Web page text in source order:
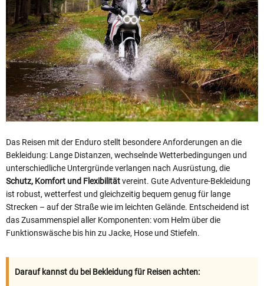
Das Reisen mit der Enduro stellt besondere Anforderungen an die
Bekleidung: Lange Distanzen, wechselnde Wetterbedingungen und
unterschiedliche Untergründe verlangen nach Ausrüstung, die
Schutz, Komfort und Flexibilitätvereint. Gute Adventure‑Bekleidung
ist robust, wetterfest und gleichzeitig bequem genug für lange
Strecken – auf der Straße wie im leichten Gelände. Entscheidend ist
das Zusammenspiel aller Komponenten: vom Helm über die
Funktionswäsche bis hin zu Jacke, Hose und Stiefeln.
Darauf kannst du bei Bekleidung für Reisen achten: